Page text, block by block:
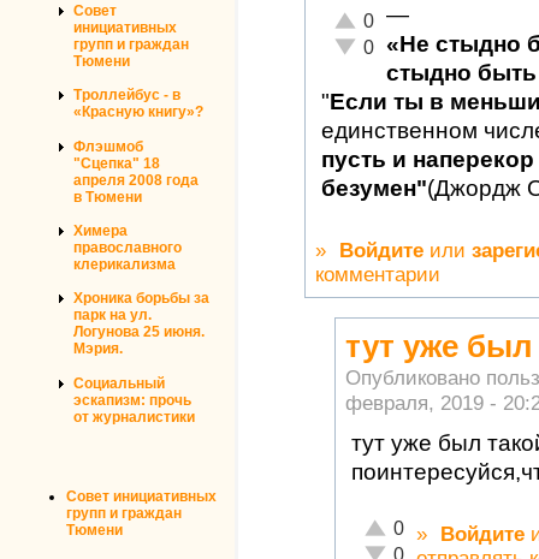
Совет
инициативных
групп и граждан
Тюмени
Троллейбус - в
«Красную книгу»?
Флэшмоб
"Сцепка" 18
апреля 2008 года
в Тюмени
Химера
православного
клерикализма
Хроника борьбы за
парк на ул.
Логунова 25 июня.
Мэрия.
Социальный
эскапизм: прочь
от журналистики
Совет инициативных
групп и граждан
Тюмени
Отлично!
0
Неадекватно!
0
—
«Не стыдно
стыдно быть
"Если ты в
единственном
пусть и
безумен"(Джордж
» Войдите или
комментарии
тут уже
Опубликовано
февраля, 2019 -
тут уже был
Отлично!
0
Неадекватно!
0
» Войдите